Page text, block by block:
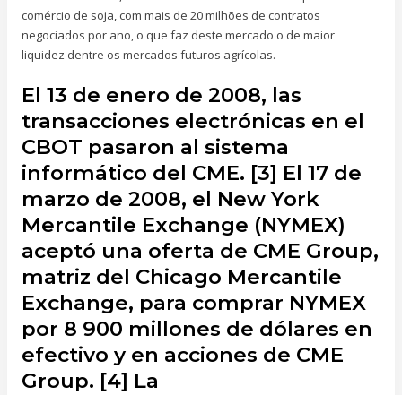
comércio de soja, com mais de 20 milhões de contratos
negociados por ano, o que faz deste mercado o de maior
liquidez dentre os mercados futuros agrícolas.
El 13 de enero de 2008, las
transacciones electrónicas en el
CBOT pasaron al sistema
informático del CME. [3] El 17 de
marzo de 2008, el New York
Mercantile Exchange (NYMEX)
aceptó una oferta de CME Group,
matriz del Chicago Mercantile
Exchange, para comprar NYMEX
por 8 900 millones de dólares en
efectivo y en acciones de CME
Group. [4] La